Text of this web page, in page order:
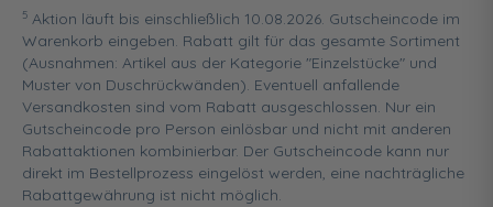
5 Aktion läuft bis einschließlich 10.08.2026. Gutscheincode im
Warenkorb eingeben. Rabatt gilt für das gesamte Sortiment
(Ausnahmen: Artikel aus der Kategorie "Einzelstücke" und
Muster von Duschrückwänden). Eventuell anfallende
Versandkosten sind vom Rabatt ausgeschlossen. Nur ein
Gutscheincode pro Person einlösbar und nicht mit anderen
Rabattaktionen kombinierbar. Der Gutscheincode kann nur
direkt im Bestellprozess eingelöst werden, eine nachträgliche
Rabattgewährung ist nicht möglich.